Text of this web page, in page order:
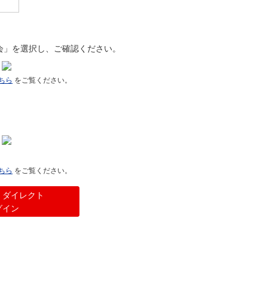
を選択し、ご確認ください。
ら をご覧ください。
ら をご覧ください。
イレクト
イン